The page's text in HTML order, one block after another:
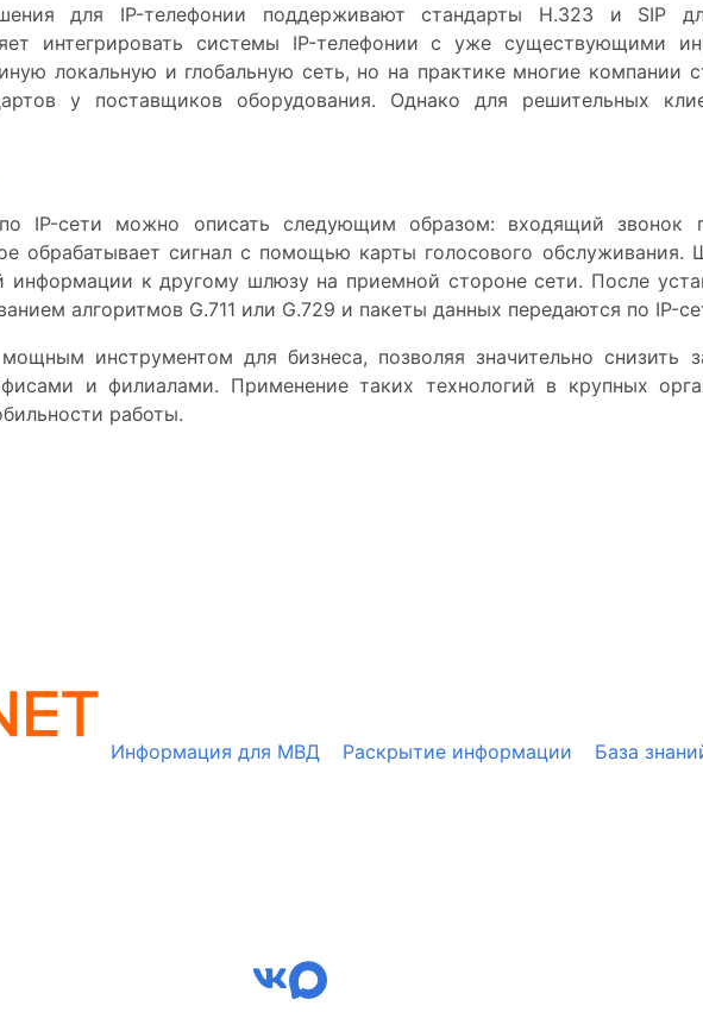
для IP-телефонии поддерживают стандарты H.323 и SIP
интегрировать системы IP-телефонии с уже существующими
локальную и глобальную сеть, но на практике многие компании
у поставщиков оборудования. Однако для решительных
IP-сети можно описать следующим образом: входящий звонок
обрабатывает сигнал с помощью карты голосового обслуживания.
информации к другому шлюзу на приемной стороне сети. После
алгоритмов G.711 или G.729 и пакеты данных передаются по IP-
инструментом для бизнеса, позволяя значительно снизить
и филиалами. Применение таких технологий в крупных
работы.
Информация для МВД Раскрытие информации База